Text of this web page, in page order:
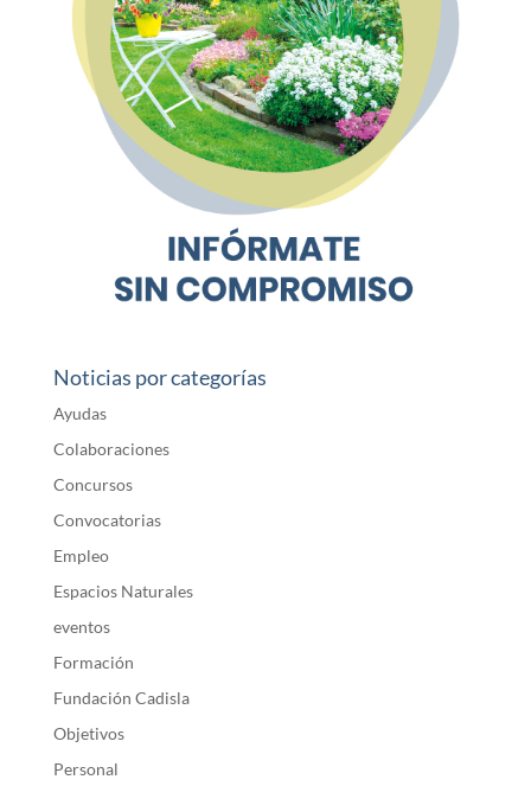
Noticias por categorías
Ayudas
Colaboraciones
Concursos
Convocatorias
Empleo
Espacios Naturales
eventos
Formación
Fundación Cadisla
Objetivos
Personal